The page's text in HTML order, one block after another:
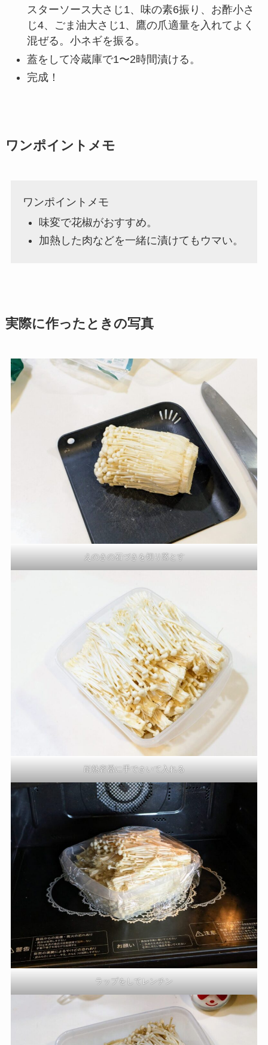
スターソース大さじ1、味の素6振り、お酢小さ
じ4、ごま油大さじ1、鷹の爪適量を入れてよく
混ぜる。小ネギを振る。
蓋をして冷蔵庫で1〜2時間漬ける。
完成！
ワンポイントメモ
ワンポイントメモ
味変で花椒がおすすめ。
加熱した肉などを一緒に漬けてもウマい。
実際に作ったときの写真
えのきの石づきを切り落とす
耐熱容器に手でさいて入れる
ラップをしてレンチン